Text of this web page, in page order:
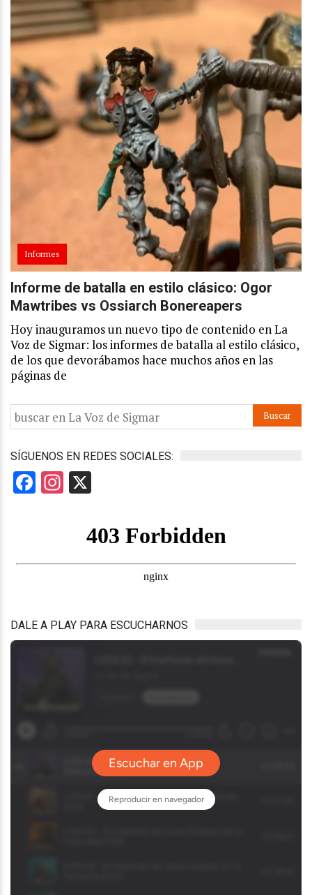
Informes
Informe de batalla en estilo clásico: Ogor
Mawtribes vs Ossiarch Bonereapers
Hoy inauguramos un nuevo tipo de contenido en La
Voz de Sigmar: los informes de batalla al estilo clásico,
de los que devorábamos hace muchos años en las
páginas de
SÍGUENOS EN REDES SOCIALES:
Facebook
Instagram
DALE A PLAY PARA ESCUCHARNOS